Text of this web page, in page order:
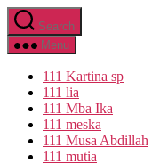
Skip
to
the
Search
Menu
111 Kartina sp
111 lia
111 Mba Ika
111 meska
111 Musa Abdillah
111 mutia